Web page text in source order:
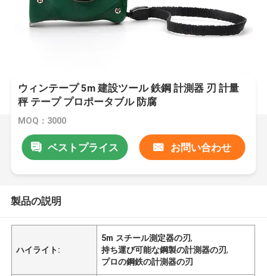
ウィンテープ 5m 建設ツール 鉄鋼 計測器 刃 計量
秤 テープ プロポータブル 防腐
MOQ：3000
ベストプライス お問い合わせ
製品の説明
ハイライト:
5m スチール測定器の刃,
持ち運び可能な鋼製の計測器の刃,
プロの鋼鉄の計測器の刃